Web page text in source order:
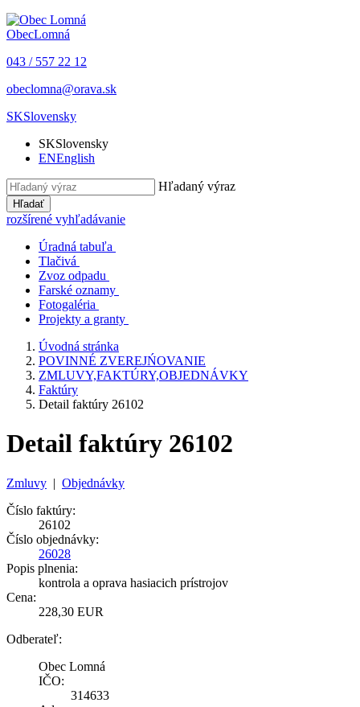
ObecLomná
043 / 557 22 12
obeclomna@orava.sk
SKSlovensky
SKSlovensky
ENEnglish
Hľadaný výraz
Hľadať
rozšírené vyhľadávanie
Úradná tabuľa
Tlačivá
Zvoz odpadu
Farské oznamy
Fotogaléria
Projekty a granty
Úvodná stránka
POVINNÉ ZVEREJŃOVANIE
ZMLUVY,FAKTÚRY,OBJEDNÁVKY
Faktúry
Detail faktúry 26102
Detail faktúry 26102
Zmluvy | Objednávky
Číslo faktúry:
26102
Číslo objednávky:
26028
Popis plnenia:
kontrola a oprava hasiacich prístrojov
Cena:
228,30 EUR
Odberateľ:
Obec Lomná
IČO:
314633